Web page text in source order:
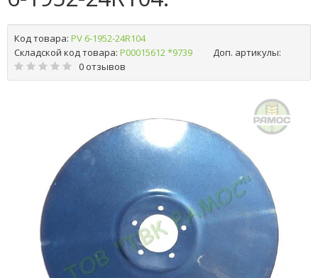
Код товара: PV 6-1952-24R104
Складской код товара: Р00015612 *9739
Доп. артикулы:
0 отзывов